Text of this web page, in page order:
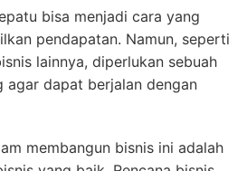
bisa menjadi cara yang
pendapatan. Namun, seperti
lainnya, diperlukan sebuah
agar dapat berjalan dengan
membangun bisnis ini adalah